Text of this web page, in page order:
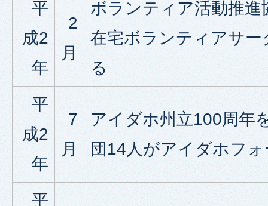
平
成2
年
2
月
ボランティア活動推進
在宅ボランティアサ
る
平
成2
年
7
月
アイダホ州立100周年
団14人がアイダホフ
平